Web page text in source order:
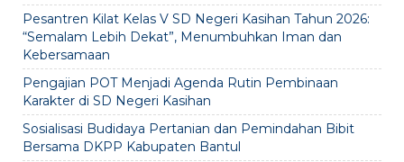
Pesantren Kilat Kelas V SD Negeri Kasihan Tahun 2026:
“Semalam Lebih Dekat”, Menumbuhkan Iman dan
Kebersamaan
Pengajian POT Menjadi Agenda Rutin Pembinaan
Karakter di SD Negeri Kasihan
Sosialisasi Budidaya Pertanian dan Pemindahan Bibit
Bersama DKPP Kabupaten Bantul